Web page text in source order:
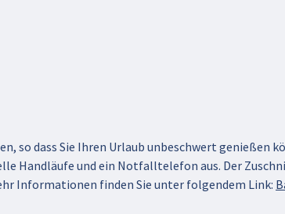
so dass Sie Ihren Urlaub unbeschwert genießen
Handläufe und ein Notfalltelefon aus. Der
Informationen finden Sie unter folgendem Link: